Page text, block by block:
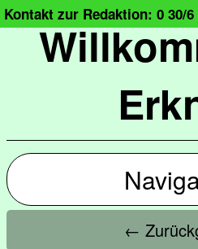
Kontakt zur Redaktion: 0 30/6
←